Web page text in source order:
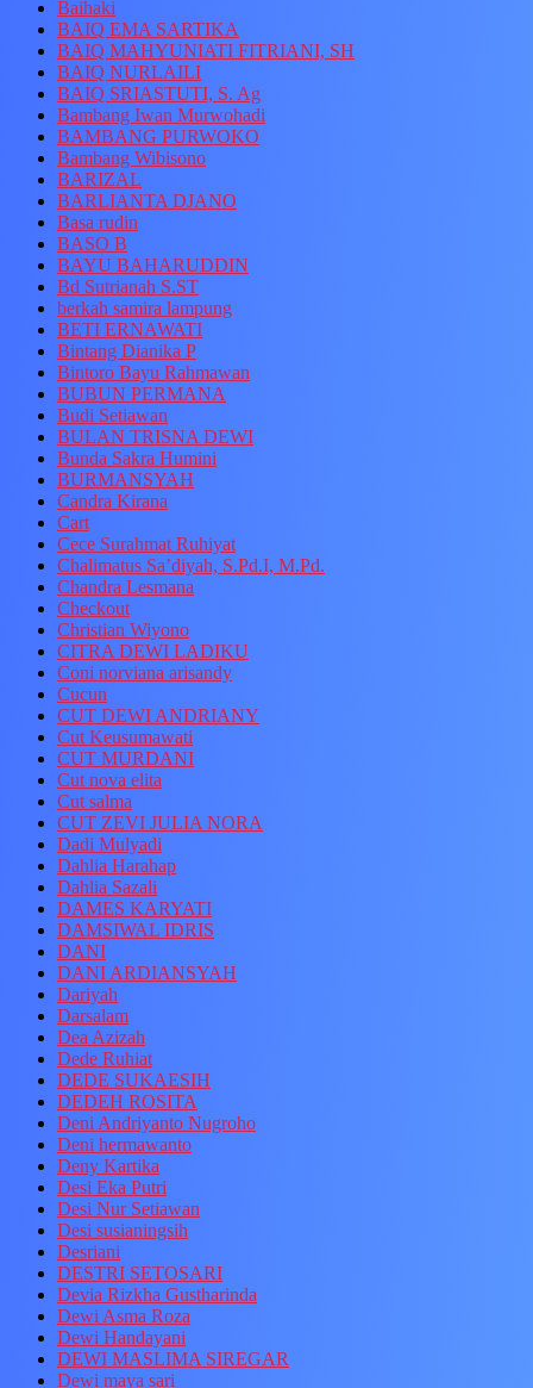
Baihaki
BAIQ EMA SARTIKA
BAIQ MAHYUNIATI FITRIANI, SH
BAIQ NURLAILI
BAIQ SRIASTUTI, S. Ag
Bambang Iwan Murwohadi
BAMBANG PURWOKO
Bambang Wibisono
BARIZAL
BARLIANTA DJANO
Basa rudin
BASO B
BAYU BAHARUDDIN
Bd Sutrianah S.ST
berkah samira lampung
BETI ERNAWATI
Bintang Dianika P
Bintoro Bayu Rahmawan
BUBUN PERMANA
Budi Setiawan
BULAN TRISNA DEWI
Bunda Sakra Humini
BURMANSYAH
Candra Kirana
Cart
Cece Surahmat Ruhiyat
Chalimatus Sa’diyah, S.Pd.I, M.Pd.
Chandra Lesmana
Checkout
Christian Wiyono
CITRA DEWI LADIKU
Coni norviana arisandy
Cucun
CUT DEWI ANDRIANY
Cut Keusumawati
CUT MURDANI
Cut nova elita
Cut salma
CUT ZEVI JULIA NORA
Dadi Mulyadi
Dahlia Harahap
Dahlia Sazali
DAMES KARYATI
DAMSIWAL IDRIS
DANI
DANI ARDIANSYAH
Dariyah
Darsalam
Dea Azizah
Dede Ruhiat
DEDE SUKAESIH
DEDEH ROSITA
Deni Andriyanto Nugroho
Deni hermawanto
Deny Kartika
Desi Eka Putri
Desi Nur Setiawan
Desi susianingsih
Desriani
DESTRI SETOSARI
Devia Rizkha Gustharinda
Dewi Asma Roza
Dewi Handayani
DEWI MASLIMA SIREGAR
Dewi maya sari